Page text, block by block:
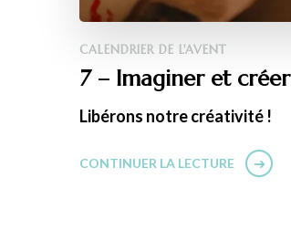
CALENDRIER DE L'AVENT
7 – Imaginer et créer
Libérons notre créativité !
CONTINUER LA LECTURE